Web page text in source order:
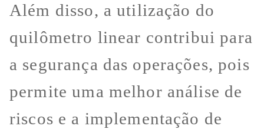
Além disso, a utilização do
quilômetro linear contribui para
a segurança das operações, pois
permite uma melhor análise de
riscos e a implementação de